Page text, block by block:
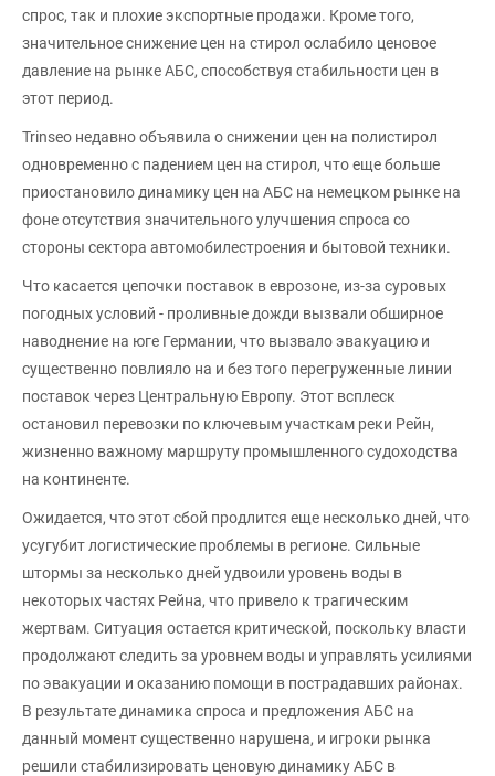
спрос, так и плохие экспортные продажи. Кроме того,
значительное снижение цен на стирол ослабило ценовое
давление на рынке АБС, способствуя стабильности цен в
этот период.
Trinseo недавно объявила о снижении цен на полистирол
одновременно с падением цен на стирол, что еще больше
приостановило динамику цен на АБС на немецком рынке на
фоне отсутствия значительного улучшения спроса со
стороны сектора автомобилестроения и бытовой техники.
Что касается цепочки поставок в еврозоне, из-за суровых
погодных условий - проливные дожди вызвали обширное
наводнение на юге Германии, что вызвало эвакуацию и
существенно повлияло на и без того перегруженные линии
поставок через Центральную Европу. Этот всплеск
остановил перевозки по ключевым участкам реки Рейн,
жизненно важному маршруту промышленного судоходства
на континенте.
Ожидается, что этот сбой продлится еще несколько дней, что
усугубит логистические проблемы в регионе. Сильные
штормы за несколько дней удвоили уровень воды в
некоторых частях Рейна, что привело к трагическим
жертвам. Ситуация остается критической, поскольку власти
продолжают следить за уровнем воды и управлять усилиями
по эвакуации и оказанию помощи в пострадавших районах.
В результате динамика спроса и предложения АБС на
данный момент существенно нарушена, и игроки рынка
решили стабилизировать ценовую динамику АБС в